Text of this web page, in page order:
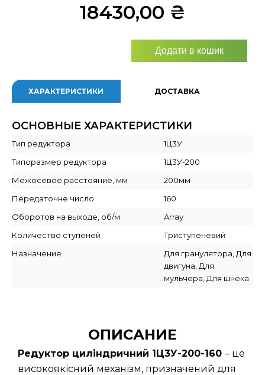
18430,00 ₴
Додати в кошик
ХАРАКТЕРИСТИКИ ДОСТАВКА
ОСНОВНЫЕ ХАРАКТЕРИСТИКИ
Тип редуктора
1Ц3У
Типоразмер редуктора
1Ц3У-200
Межосевое расстояние, мм
200мм
Передаточне число
160
Оборотов на выходе, об/м
Array
Количество ступеней
Триступеневий
Назначение
Для гранулятора, Для
двигуна, Для
мульчера, Для шнека
ОПИСАНИЕ
Редуктор циліндричний 1Ц3У-200-160 – це
високоякісний механізм, призначений для